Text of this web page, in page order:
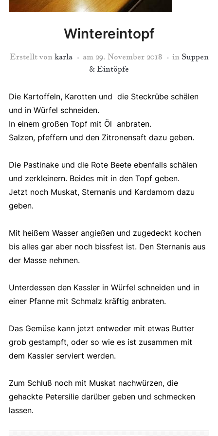
Wintereintopf
Erstellt von karla am 29. November 2018 in Suppen
& Eintöpfe
Die Kartoffeln, Karotten und die Steckrübe schälen
und in Würfel schneiden.
In einem großen Topf mit Öl anbraten.
Salzen, pfeffern und den Zitronensaft dazu geben.
Die Pastinake und die Rote Beete ebenfalls schälen
und zerkleinern. Beides mit in den Topf geben.
Jetzt noch Muskat, Sternanis und Kardamom dazu
geben.
Mit heißem Wasser angießen und zugedeckt kochen
bis alles gar aber noch bissfest ist. Den Sternanis aus
der Masse nehmen.
Unterdessen den Kassler in Würfel schneiden und in
einer Pfanne mit Schmalz kräftig anbraten.
Das Gemüse kann jetzt entweder mit etwas Butter
grob gestampft, oder so wie es ist zusammen mit
dem Kassler serviert werden.
Zum Schluß noch mit Muskat nachwürzen, die
gehackte Petersilie darüber geben und schmecken
lassen.